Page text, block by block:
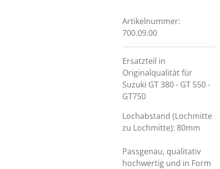
Artikelnummer:
700.09.00
Ersatzteil in
Originalqualität für
Suzuki GT 380 - GT 550 -
GT750
Lochabstand (Lochmitte
zu Lochmitte): 80mm
Passgenau, qualitativ
hochwertig und in Form